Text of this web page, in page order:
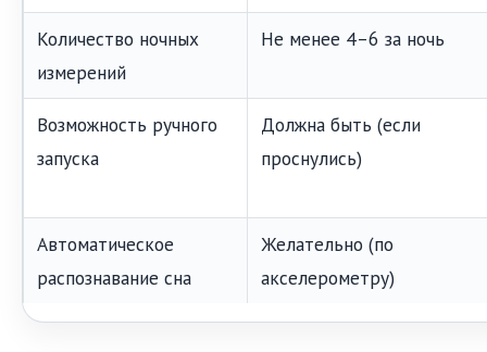
Количество ночных
измерений
Не менее 4–6 за ночь
Возможность ручного
запуска
Должна быть (если
проснулись)
Автоматическое
распознавание сна
Желательно (по
акселерометру)